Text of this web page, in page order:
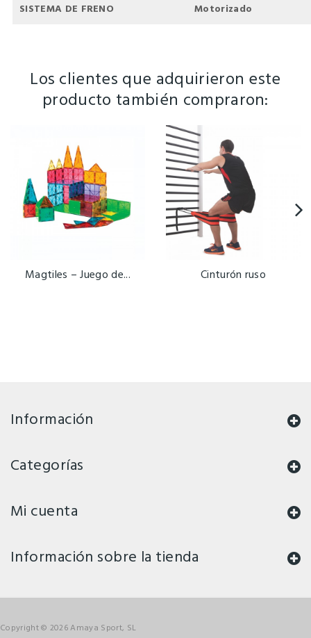
SISTEMA DE FRENO
Motorizado
Los clientes que adquirieron este
producto también compraron:
Magtiles – Juego de... Cinturón ruso
Información
Categorías
Mi cuenta
Información sobre la tienda
Copyright © 2026 Amaya Sport, SL